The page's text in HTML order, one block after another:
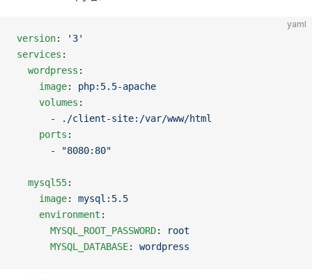
yaml
version:
'3'
services :
  wordpress
:
    image
: php:5.5-apache
    volumes
:
      -
./client-site:/var/www/html
    ports
:
      -
"8080:80"
  mysql55
:
    image
: mysql:5.5
    environment
:
      MYSQL_ROOT_PASSWORD
:
root
      MYSQL_DATABASE
: wordpress